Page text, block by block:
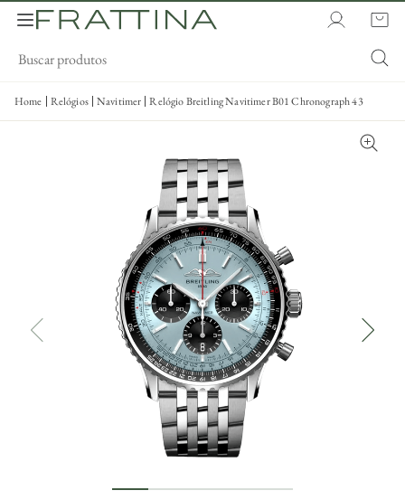
Home Relógios Navitimer Relógio Breitling Navitimer B01 Chronograph 43